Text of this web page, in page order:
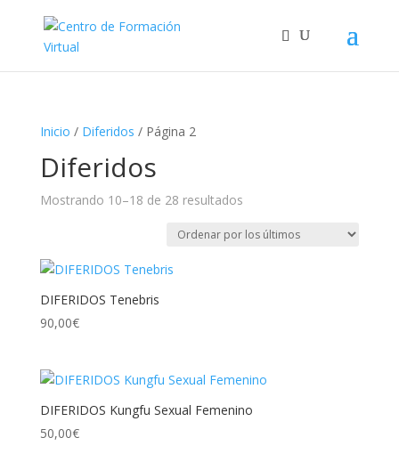
Inicio / Diferidos / Página 2
Diferidos
Mostrando 10–18 de 28 resultadosOrdenado
los
DIFERIDOS Tenebris
90,00€
DIFERIDOS Kungfu Sexual Femenino
50,00€